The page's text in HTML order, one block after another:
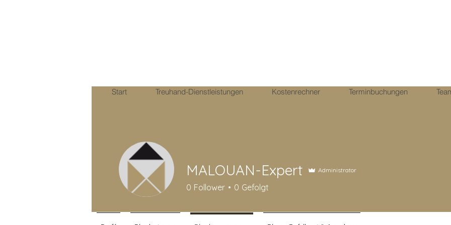
Start Treuhand-Dienstleistungen Kostenrechner Terminbuchungen
MALOUAN-Expert Administrator
0 Follower 0 Gefolgt